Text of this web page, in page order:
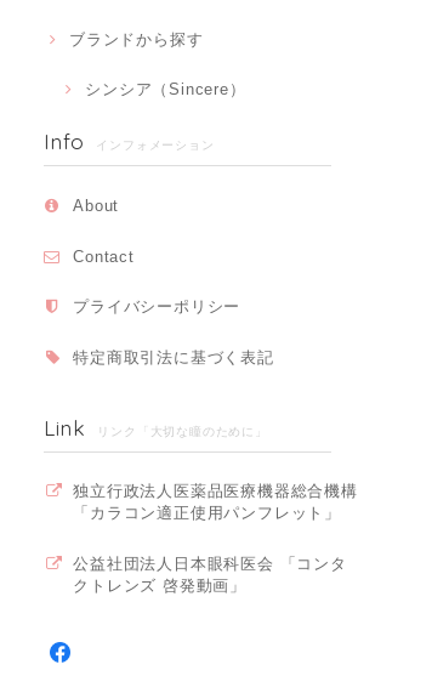
ブランドから探す
シンシア（Sincere）
Info インフォメーション
About
Contact
プライバシーポリシー
特定商取引法に基づく表記
Link リンク「大切な瞳のために」
独立行政法人医薬品医療機器総合機構
「カラコン適正使用パンフレット」
公益社団法人日本眼科医会 「コンタ
クトレンズ 啓発動画」